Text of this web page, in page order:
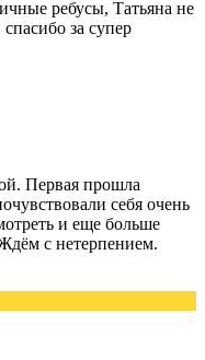
ребусы, Татьяна не
за супер
Первая прошла
себя очень
и еще больше
с нетерпением.